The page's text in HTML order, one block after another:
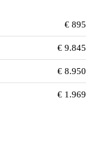
€ 895
€ 9.845
€ 8.950
€ 1.969